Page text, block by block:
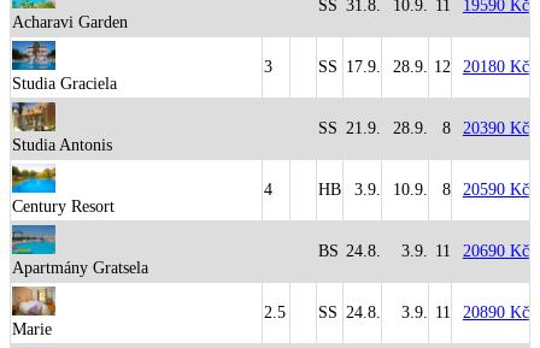
Acharavi Garden
SS 31.8. 10.9. 11 19590 Kč
Studia Graciela
3 SS 17.9. 28.9. 12 20180 Kč
Studia Antonis
SS 21.9. 28.9. 8 20390 Kč
Century Resort
4 HB 3.9. 10.9. 8 20590 Kč
Apartmány Gratsela
BS 24.8. 3.9. 11 20690 Kč
Marie
2.5 SS 24.8. 3.9. 11 20890 Kč